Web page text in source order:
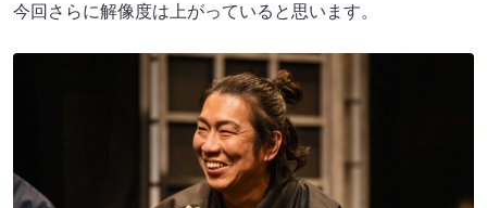
今回さらに解像度は上がっていると思います。